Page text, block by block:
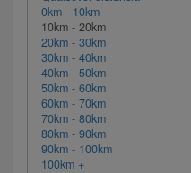
0km - 10km
10km - 20km
20km - 30km
30km - 40km
40km - 50km
50km - 60km
60km - 70km
70km - 80km
80km - 90km
90km - 100km
100km +